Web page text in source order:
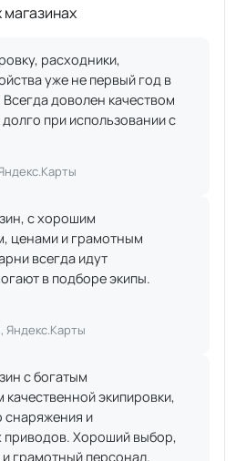
магазинах
расходники,
уже не первый год в
доволен качеством
при использовании с
с хорошим
ценами и грамотным
всегда идут
в подборе экипы.
Яндекс.Карты
с богатым
экипировки,
снаряжения и
приводов. Хороший выбор,
грамотный персонал.